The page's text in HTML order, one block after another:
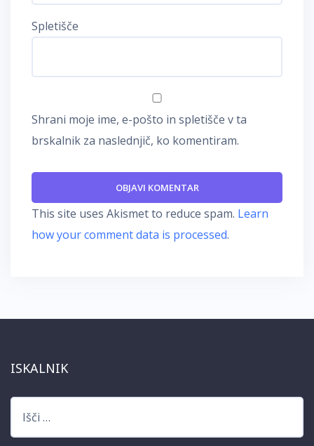
Spletišče
Shrani moje ime, e-pošto in spletišče v ta
brskalnik za naslednjič, ko komentiram.
This site uses Akismet to reduce spam. Learn
how your comment data is processed.
ISKALNIK